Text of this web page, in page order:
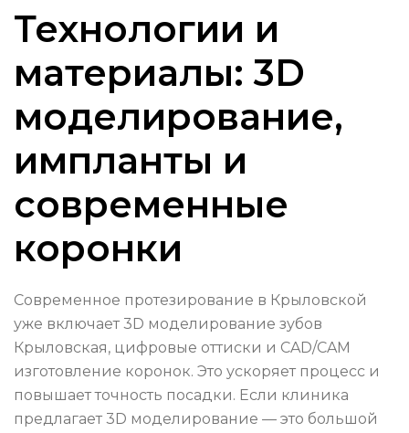
Технологии и
материалы: 3D
моделирование,
импланты и
современные
коронки
Современное протезирование в Крыловской
уже включает 3D моделирование зубов
Крыловская, цифровые оттиски и CAD/CAM
изготовление коронок. Это ускоряет процесс и
повышает точность посадки. Если клиника
предлагает 3D моделирование — это большой